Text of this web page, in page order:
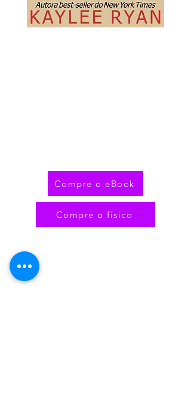
Compre o eBook
Compre o físico